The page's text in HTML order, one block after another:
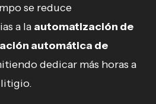
se reduce
a la automatización de
automática de
dedicar más horas a
litigio.